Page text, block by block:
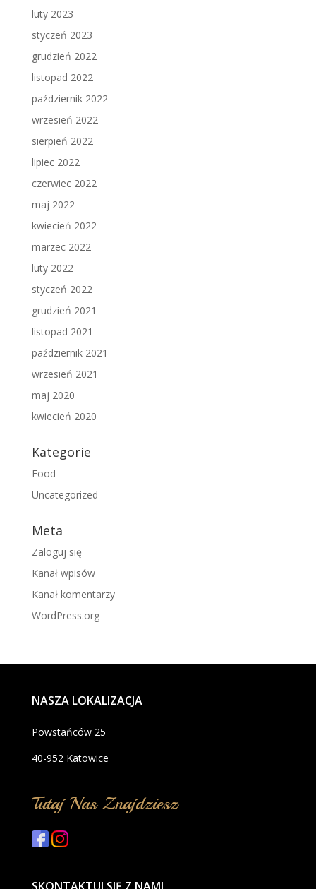
luty 2023
styczeń 2023
grudzień 2022
listopad 2022
październik 2022
wrzesień 2022
sierpień 2022
lipiec 2022
czerwiec 2022
maj 2022
kwiecień 2022
marzec 2022
luty 2022
styczeń 2022
grudzień 2021
listopad 2021
październik 2021
wrzesień 2021
maj 2020
kwiecień 2020
Kategorie
Food
Uncategorized
Meta
Zaloguj się
Kanał wpisów
Kanał komentarzy
WordPress.org
NASZA LOKALIZACJA
Powstańców 25
40-952 Katowice
Tutaj Nas Znajdziesz